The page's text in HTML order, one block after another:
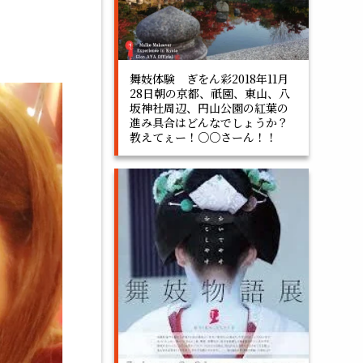
舞妓体験 ぎをん彩2018年11月
28日朝の京都、祇園、東山、八
坂神社周辺、円山公園の紅葉の
進み具合はどんなでしょうか？
教えてぇー！○○さーん！！